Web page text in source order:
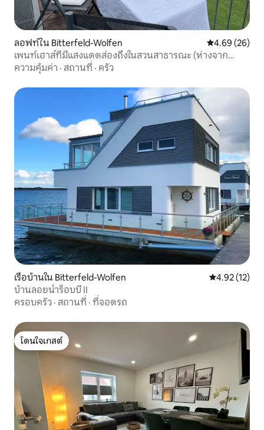
ลอฟท์ใน Bitterfeld-Wolfen คะแนนเฉลี่ย
4.69 (26)
เพนท์เฮาส์ที่มีแสงแดดส่องถึงในสวนสาธารณะ (ห่างจาก
ทะเลสาบ 250 ม.)
ความคุ้มค่า · สถานที่ · ครัว
เรือบ้านใน Bitterfeld-Wolfen คะแนนเฉลี่ย
4.92 (12)
บ้านลอยน้ำร็อบบี้ II
ครอบครัว · สถานที่ · ที่จอดรถ
โดนใจเกสต์
โดนใจเกสต์